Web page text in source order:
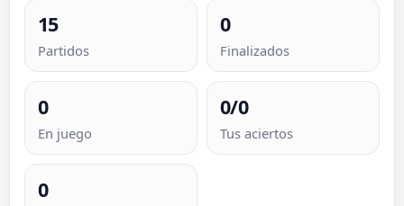
15
Partidos
0
Finalizados
0
En juego
0/0
Tus aciertos
0